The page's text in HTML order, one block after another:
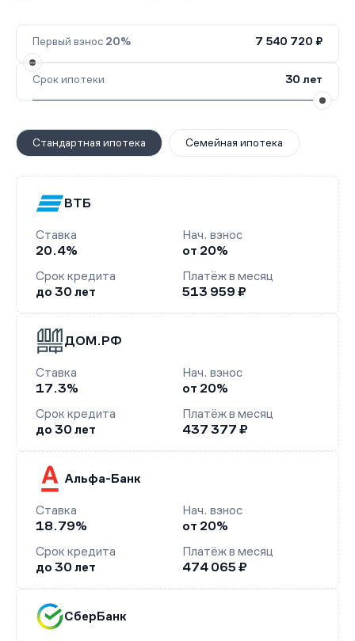
Первый взнос 20% 7 540 720 ₽
Срок ипотеки 30 лет
Стандартная ипотека Семейная ипотека
ВТБ
Ставка
20.4%
Нач. взнос
от 20%
Срок кредита
до 30 лет
Платёж в месяц
513 959 ₽
ДОМ.РФ
Ставка
17.3%
Нач. взнос
от 20%
Срок кредита
до 30 лет
Платёж в месяц
437 377 ₽
Альфа-Банк
Ставка
18.79%
Нач. взнос
от 20%
Срок кредита
до 30 лет
Платёж в месяц
474 065 ₽
СберБанк